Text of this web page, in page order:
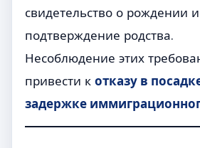
свидетельство о рождении и
подтверждение родства.
Несоблюдение этих
привести к отказу в
задержке